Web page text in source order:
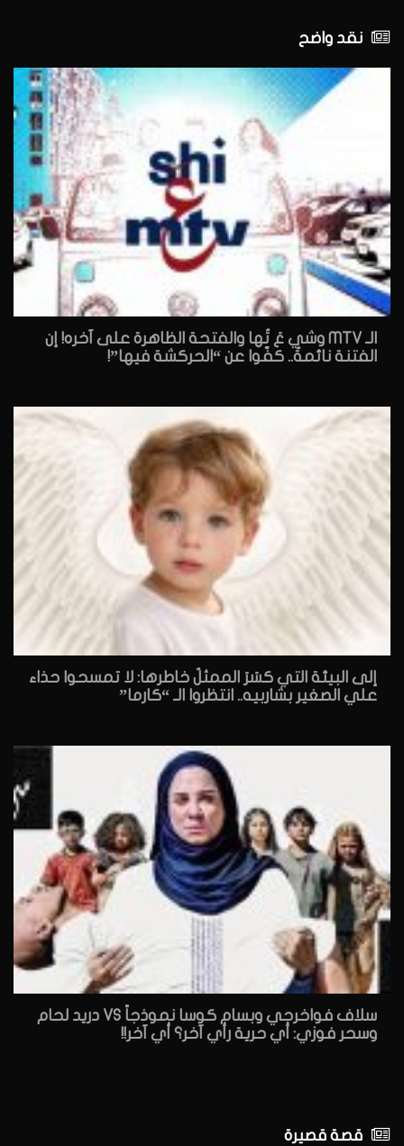
نقد واضح
الـ MTV وشي عَ تُها والفتحة الظاهرة على آخره! إن
الفتنة نائمةٌ.. كفّوا عن “الحركشة فيها”!
إلى البيئة التي كسَرَ الممثلُ خاطرها: لا تمسحوا حذاء
علي الصغير بشاربيه.. انتظروا الـ “كارما”
سلاف فواخرجي وبسام كوسا نموذجاً VS دريد لحام
وسحر فوزي: أي حرية رأي آخر؟ أي آخر!!
قصة قصيرة